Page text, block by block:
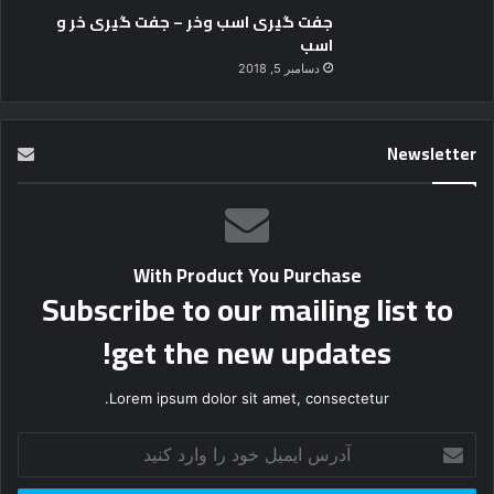
جفت گیری اسب وخر – جفت گیری خر و
اسب
دسامبر 5, 2018
Newsletter
With Product You Purchase
Subscribe to our mailing list to
get the new updates!
Lorem ipsum dolor sit amet, consectetur.
ر